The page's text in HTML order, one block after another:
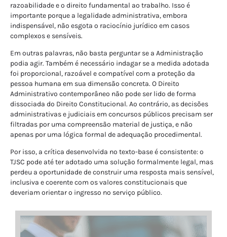
razoabilidade e o direito fundamental ao trabalho. Isso é
importante porque a legalidade administrativa, embora
indispensável, não esgota o raciocínio jurídico em casos
complexos e sensíveis.
Em outras palavras, não basta perguntar se a Administração
podia agir. Também é necessário indagar se a medida adotada
foi proporcional, razoável e compatível com a proteção da
pessoa humana em sua dimensão concreta. O Direito
Administrativo contemporâneo não pode ser lido de forma
dissociada do Direito Constitucional. Ao contrário, as decisões
administrativas e judiciais em concursos públicos precisam ser
filtradas por uma compreensão material de justiça, e não
apenas por uma lógica formal de adequação procedimental.
Por isso, a crítica desenvolvida no texto-base é consistente: o
TJSC pode até ter adotado uma solução formalmente legal, mas
perdeu a oportunidade de construir uma resposta mais sensível,
inclusiva e coerente com os valores constitucionais que
deveriam orientar o ingresso no serviço público.